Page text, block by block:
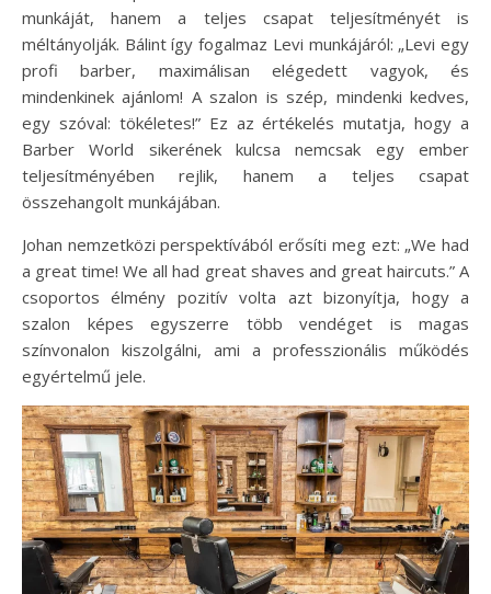
munkáját, hanem a teljes csapat teljesítményét is
méltányolják. Bálint így fogalmaz Levi munkájáról: „Levi egy
profi barber, maximálisan elégedett vagyok, és
mindenkinek ajánlom! A szalon is szép, mindenki kedves,
egy szóval: tökéletes!” Ez az értékelés mutatja, hogy a
Barber World sikerének kulcsa nemcsak egy ember
teljesítményében rejlik, hanem a teljes csapat
összehangolt munkájában.
Johan nemzetközi perspektívából erősíti meg ezt: „We had
a great time! We all had great shaves and great haircuts.” A
csoportos élmény pozitív volta azt bizonyítja, hogy a
szalon képes egyszerre több vendéget is magas
színvonalon kiszolgálni, ami a professzionális működés
egyértelmű jele.